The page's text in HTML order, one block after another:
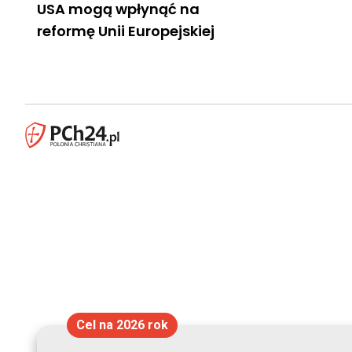
USA mogą wpłynąć na
reformę Unii Europejskiej
Cel na 2026 rok